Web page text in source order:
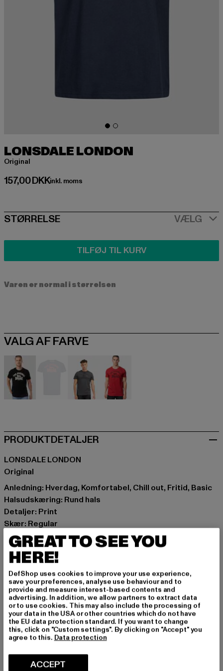
LONSDALE LONDON
Original
157,00 DKK
Nuværende pris: 157,00 DKK
inkl. moms
SIZE
STØRRELSE VÆLG
TILFØJ TIL KURV
Varen er normal i størrelsen
VALG AF FARVE
PRODUKTDETALJER
LONSDALE LONDON
Original
Anledning: Hverdag, Komfortabel, Chill out, Fritid, Basic
Halsudskæring: Rund hals
Detaljer: Print
Skær: Regular
Mærke: Lonsdale London
Kategori: T-shirts
Farve: blau
Producentens farve: vintage blue
Materialesammensætning: 100% Bomuld
Art.nr: 112048-07157
Producent: Punch GmbH |info@punch-gmbh.de
Im Taubental 15a | 41468 Neuss | DE
STØRRELSE
GREAT TO SEE YOU
HERE!
DefShop uses cookies to improve your use experience,
save your preferences, analyse use behaviour and to
provide and measure interest-based contents and
advertising. In addition, we allow partners to extract data
or to use cookies. This may also include the processing of
your data in the USA or other countries which do not have
the EU data protection standard. If you want to change
this, click on "Custom settings". By clicking on "Accept" you
agree to this. Data protection
ACCEPT